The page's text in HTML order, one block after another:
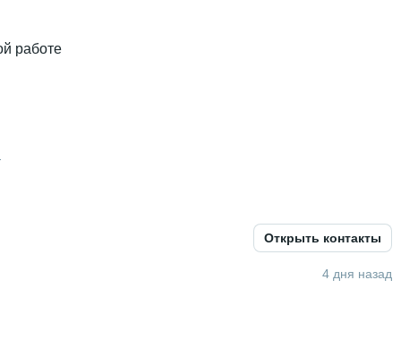
работе
Открыть контакты
4 дня назад